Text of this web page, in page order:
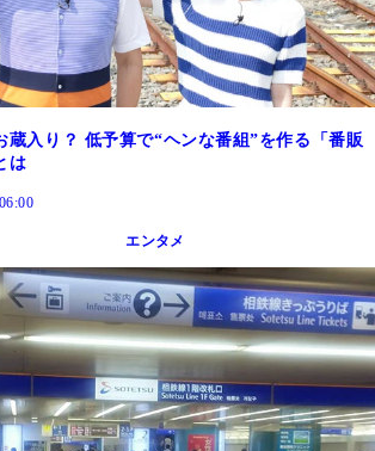
蔵入り？ 低予算で“ヘンな番組”を作る「番販
は
エンタメ